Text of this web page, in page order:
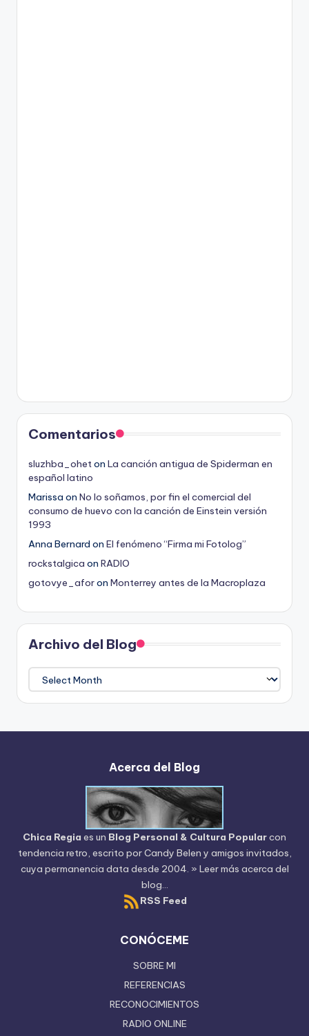
Comentarios
sluzhba_oheton La canción antigua de Spiderman en
español latino
Marissa on No lo soñamos, por fin el comercial del
consumo de huevo con la canción de Einstein versión
1993
Anna Bernard on El fenómeno “Firma mi Fotolog”
rockstalgica on RADIO
gotovye_aforon Monterrey antes de la Macroplaza
Archivo del Blog
Archivo
del
Blog
Acerca del Blog
Chica Regia es un Blog Personal & Cultura Popularcon
tendencia retro, escrito porCandy Belen y amigos invitados,
cuya permanencia data desde 2004. » Leer más acerca del
blog...
RSS Feed
CONÓCEME
SOBRE MI
REFERENCIAS
RECONOCIMIENTOS
RADIO ONLINE